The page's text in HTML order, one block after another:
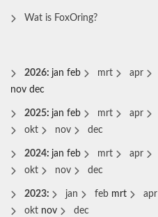
Wat is FoxOring?
2026: jan feb mrt apr
nov dec
2025: jan feb mrt apr
okt
nov dec
2024: jan feb mrt apr
okt
nov dec
2023: jan feb mrt apr
okt nov dec